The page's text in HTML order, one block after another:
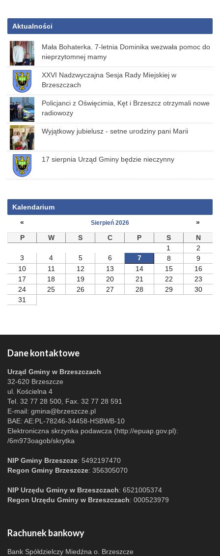
Aktualności
Mała Bohaterka. 7-letnia Dominika wezwała pomoc do
nieprzytomnej mamy
XXVI Nadzwyczajna Sesja Rady Miejskiej w
Brzeszczach
Policjanci z Oświęcimia, Kęt i Brzeszcz otrzymali nowe
radiowozy
Wyjątkowy jubielusz - setne urodziny pani Marii
17 sierpnia Urząd Gminy będzie nieczynny
Kalendarium
«
Sierpień 2026
»
P
W S C P S
N
1
2
3
4 5 6 7 8
9
10
11 12 13 14 15
16
17
18 19 20 21 22
23
24
25 26 27 28 29
30
31
Dane kontaktowe
Urząd Gminy w Brzeszczach
32-620 Brzeszcze
ul. Kościelna 4
Tel. 32 77 28 500, Fax. 32 77 28 591
E-mail: gmina@brzeszcze.pl
BAE: AE:PL-78246-34458-HSBWB-10
Elektroniczna skrzynka podawcza (http://epuap.gov.pl):
/6m973oagob/skrytka
NIP Gminy Brzeszcze: 5492197470
Regon Gminy Brzeszcze: 356305070
NIP Urzędu Gminy w Brzeszczach: 6521005374
Regon Urzędu Gminy w Brzeszczach: 000523979
Rachunek bankowy
Bank Spółdzielczy Miedźna o. Brzeszcze